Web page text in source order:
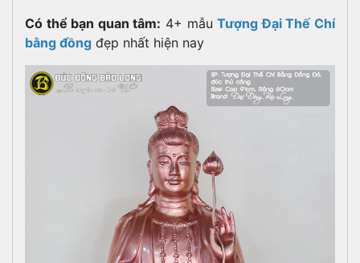
Có thể bạn quan tâm: 4+ mẫuTượng Đại Thế Chí
bằng đồng đẹp nhất hiện nay